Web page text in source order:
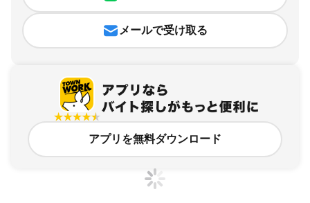
メールで受け取る
アプリを無料ダウンロード